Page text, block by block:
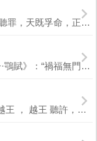
謂服罪。《書·高宗肜日》：“民有不若德不聽罪，天既孚命，正厥德。” 孔 傳：“...
謂聽憑命運擺布，不作主觀努力。《孔叢子·鶚賦》：“禍福無門，唯人所求，聽天任命...
聽而許之。《漢書·終軍傳》：“ 軍 遂往説 越王 ， 越王 聽許，請舉國內屬。...